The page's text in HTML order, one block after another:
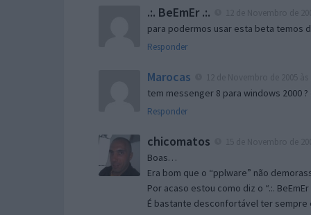
.:. BeEmEr .:.
para podermos usar esta beta temos
Responder
Marocas
tem messenger 8 para windows 2000
Responder
chicomatos
Boas…
Era bom que o “pplware” não
Por acaso estou como diz o “.:.
É bastante desconfortável ter sempre